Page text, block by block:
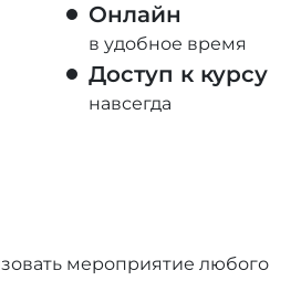
Онлайн
в удобное время
Доступ к курсу
навсегда
мероприятие любого